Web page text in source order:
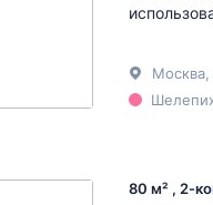
Москва
80 м² , 2-